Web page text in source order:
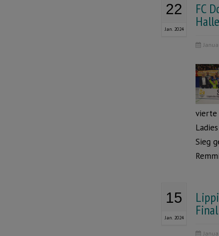
22
Jan. 2024
FC
vierte
Sieg
15
Jan. 2024